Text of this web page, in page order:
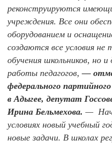
реконструируются
учреждения. Все они
оборудованием и
создаются все условия не
обучения школьников, но
работы педагогов,—
федерального
в Адыгее, депутат
Ирина Бельмехова. —
условиях новый учебный
новые задачи. В школах